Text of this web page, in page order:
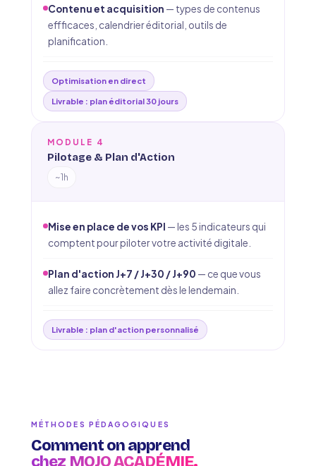
Contenu et acquisition — types de contenus
effficaces, calendrier éditorial, outils de
planification.
Optimisation en direct
Livrable : plan éditorial 30 jours
MODULE 4
Pilotage & Plan d'Action
~1h
Mise en place de vos KPI — les 5 indicateurs qui
comptent pour piloter votre activité digitale.
Plan d'action J+7 / J+30 / J+90 — ce que vous
allez faire concrètement dès le lendemain.
Livrable : plan d'action personnalisé
MÉTHODES PÉDAGOGIQUES
Comment on apprend
chez MOJO ACADÉMIE.